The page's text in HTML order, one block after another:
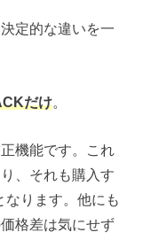
定的な違いを一
だけ。
機能です。これ
、それも購入す
ります。他にも
格差は気にせず